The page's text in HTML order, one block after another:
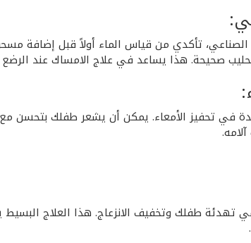
تأكدي من قياس الماء أولاً قبل إضافة
صحيحة. هذا يساعد في علاج الامساك عند
في تحفيز الأمعاء. يمكن أن يشعر طفلك بتحسن مع
تهدئة طفلك وتخفيف الانزعاج. هذا العلاج